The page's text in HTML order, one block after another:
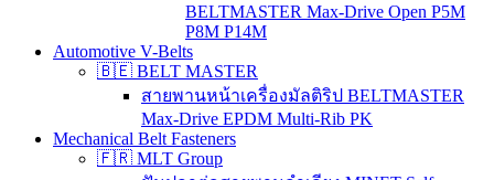
BELTMASTER Max-Drive Open P5M
P8M P14M
Automotive V-Belts
🇧🇪 BELT MASTER
สายพานหน้าเครื่องมัลติริป BELTMASTER
Max-Drive EPDM Multi-Rib PK
Mechanical Belt Fasteners
🇫🇷 MLT Group